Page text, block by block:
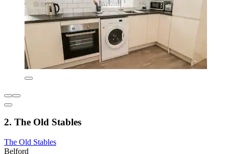
2. The Old Stables
The Old Stables
Belford